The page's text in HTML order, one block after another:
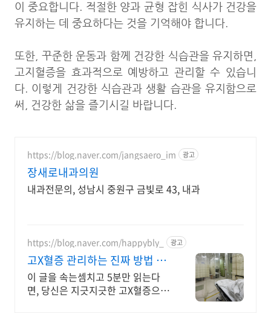
이 중요합니다. 적절한 양과 균형 잡힌 식사가 건강을
유지하는 데 중요하다는 것을 기억해야 합니다.
또한, 꾸준한 운동과 함께 건강한 식습관을 유지하면,
고지혈증을 효과적으로 예방하고 관리할 수 있습니
다. 이렇게 건강한 식습관과 생활 습관을 유지함으로
써, 건강한 삶을 즐기시길 바랍니다.
https://blog.naver.com/jangsaero_im 광고
장새로내과의원
내과전문의, 성남시 중원구 금빛로 43, 내과
https://blog.naver.com/happybly_ 광고
고X혈증 관리하는 진짜 방법 계
속 방치하시면 큰일납니다.
이 글을 속는셈치고 5분만 읽는다
면, 당신은 지긋지긋한 고X혈증으로